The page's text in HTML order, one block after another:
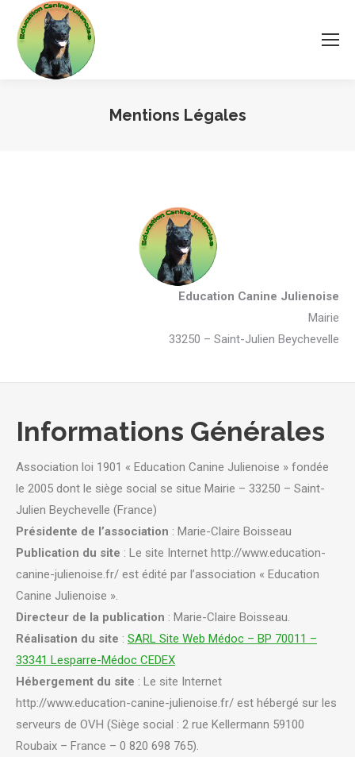
Mentions Légales
Education Canine Julienoise
Mairie
33250 – Saint-Julien Beychevelle
Informations Générales
Association loi 1901 « Education Canine Julienoise » fondée
le 2005 dont le siège social se situe Mairie – 33250 – Saint-
Julien Beychevelle (France)
Présidente de l’association : Marie-Claire Boisseau
Publication du site : Le site Internet http://www.education-
canine-julienoise.fr/ est édité par l’association « Education
Canine Julienoise ».
Directeur de la publication : Marie-Claire Boisseau.
Réalisation du site : SARL Site Web Médoc – BP 70011 –
33341 Lesparre-Médoc CEDEX
Hébergement du site : Le site Internet
http://www.education-canine-julienoise.fr/ est hébergé sur les
serveurs de OVH (Siège social : 2 rue Kellermann 59100
Roubaix – France – 0 820 698 765).